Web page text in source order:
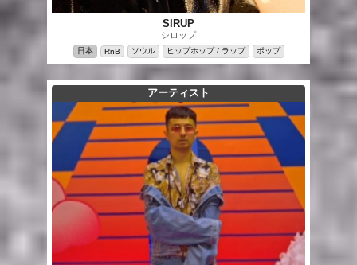
SIRUP
シロップ
日本 RnB ソウル ヒップホップ / ラップ ポップ
アーティスト